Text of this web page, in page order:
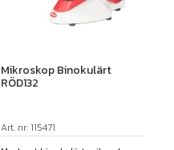
Mikroskop Binokulärt
RÖD132
Art. nr: 115471